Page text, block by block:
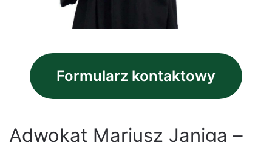
Formularz kontaktowy
Adwokat Mariusz Janiga –